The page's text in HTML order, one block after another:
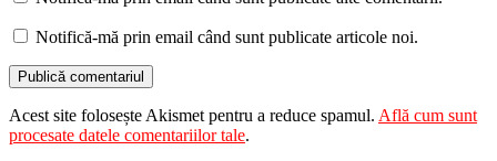
Notifică-mă prin email când sunt publicate articole noi.
Acest site folosește Akismet pentru a reduce spamul. Află cum sunt
procesate datele comentariilor tale.